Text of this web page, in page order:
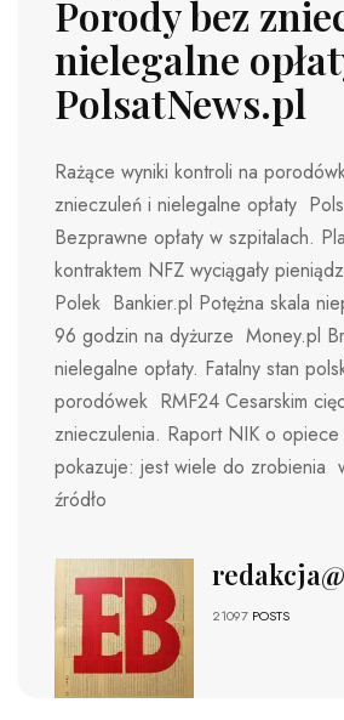
Porody bez
nielegalne
PolsatNews.pl
Rażące wyniki kontroli na
znieczuleń i nielegalne opłaty
Bezprawne opłaty w szpitalach.
kontraktem NFZ wyciągały
Polek Bankier.pl Potężna skala
96 godzin na dyżurze Money.pl
nielegalne opłaty. Fatalny stan
porodówek RMF24 Cesarskim
znieczulenia. Raport NIK o
pokazuje: jest wiele do zrobienia
źródło
21097 POSTS